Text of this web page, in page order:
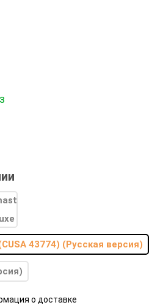
43774) (Русская версия)
о доставке